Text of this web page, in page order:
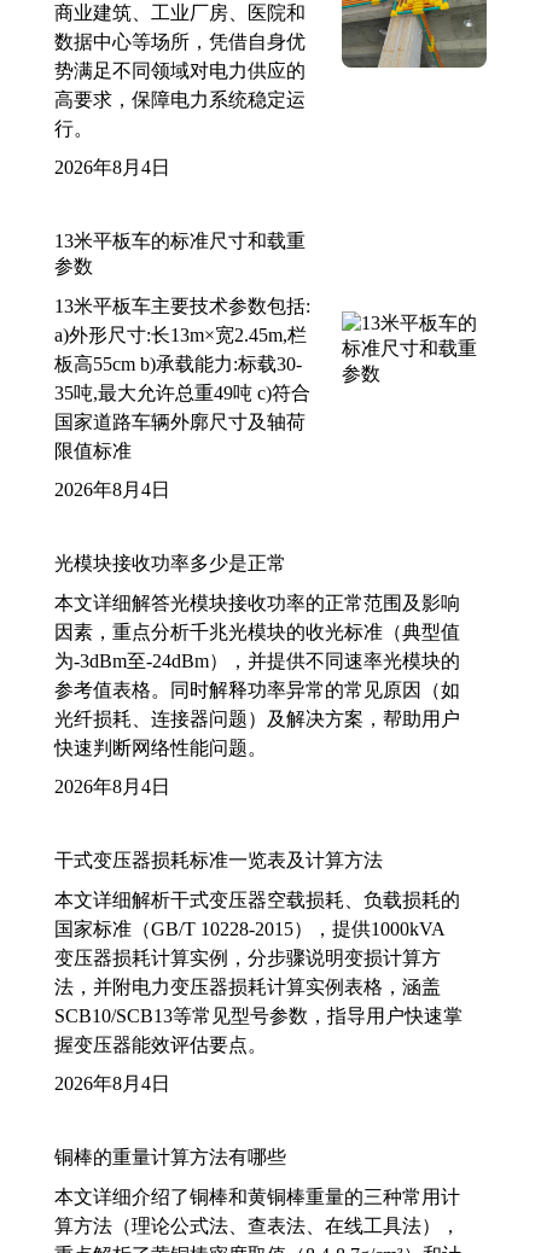
商业建筑、工业厂房、医院和
数据中心等场所，凭借自身优
势满足不同领域对电力供应的
高要求，保障电力系统稳定运
行。
2026年8月4日
13米平板车的标准尺寸和载重
参数
13米平板车主要技术参数包括:
a)外形尺寸:长13m×宽2.45m,栏
板高55cm b)承载能力:标载30-
35吨,最大允许总重49吨 c)符合
国家道路车辆外廓尺寸及轴荷
限值标准
2026年8月4日
光模块接收功率多少是正常
本文详细解答光模块接收功率的正常范围及影响
因素，重点分析千兆光模块的收光标准（典型值
为-3dBm至-24dBm），并提供不同速率光模块的
参考值表格。同时解释功率异常的常见原因（如
光纤损耗、连接器问题）及解决方案，帮助用户
快速判断网络性能问题。
2026年8月4日
干式变压器损耗标准一览表及计算方法
本文详细解析干式变压器空载损耗、负载损耗的
国家标准（GB/T 10228-2015），提供1000kVA
变压器损耗计算实例，分步骤说明变损计算方
法，并附电力变压器损耗计算实例表格，涵盖
SCB10/SCB13等常见型号参数，指导用户快速掌
握变压器能效评估要点。
2026年8月4日
铜棒的重量计算方法有哪些
本文详细介绍了铜棒和黄铜棒重量的三种常用计
算方法（理论公式法、查表法、在线工具法），